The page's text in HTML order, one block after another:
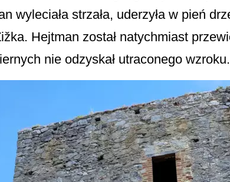
strzała, uderzyła w pień
Hejtman został natychmiast
nie odzyskał utraconego wzroku.